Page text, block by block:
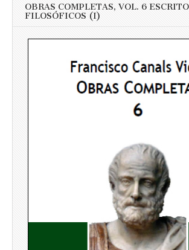
OBRAS COMPLETAS, VOL. 6
FILOSÓFICOS (I)